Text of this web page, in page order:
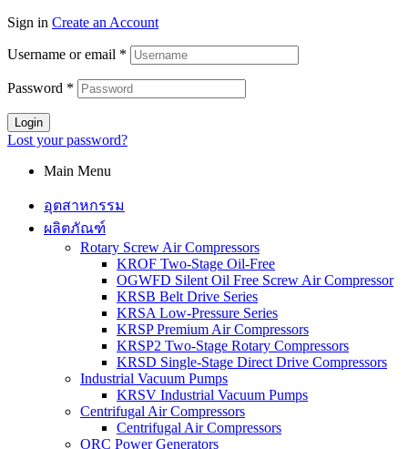
Sign in Create an Account
Username or email *
Password *
Login
Lost your password?
Main Menu
อุตสาหกรรม
ผลิตภัณฑ์
Rotary Screw Air Compressors
KROF Two-Stage Oil-Free
OGWFD Silent Oil Free Screw Air Compressor
KRSB Belt Drive Series
KRSA Low-Pressure Series
KRSP Premium Air Compressors
KRSP2 Two-Stage Rotary Compressors
KRSD Single-Stage Direct Drive Compressors
Industrial Vacuum Pumps
KRSV Industrial Vacuum Pumps
Centrifugal Air Compressors
Centrifugal Air Compressors
ORC Power Generators